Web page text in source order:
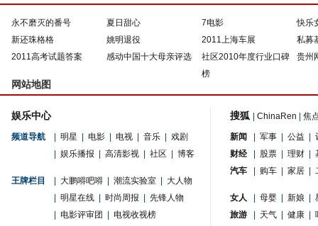
永不磨灭的番号 夏日甜心 7电影
快乐
新还珠格格
姚明退役 2011上海车展
私募
2011高考试题答案
感动中国十大母亲评选
社区2010年度行业口碑
榜
贵州
网站地图
娱乐中心
频道导航 明星 电影 电视 音乐
戏剧
娱乐播报 高清影视 社区 博客
王牌栏目 大鹏嘚吧嘚 潮流实验室
大人物
明星在线 时尚周报
先锋人物
电影评审团 电视收视榜
搜狐 ChinaRen 焦
新闻 军事 公益
财经
股票 理财
汽车
购车 家居
女人 母婴 新娘
旅游
天气 健康